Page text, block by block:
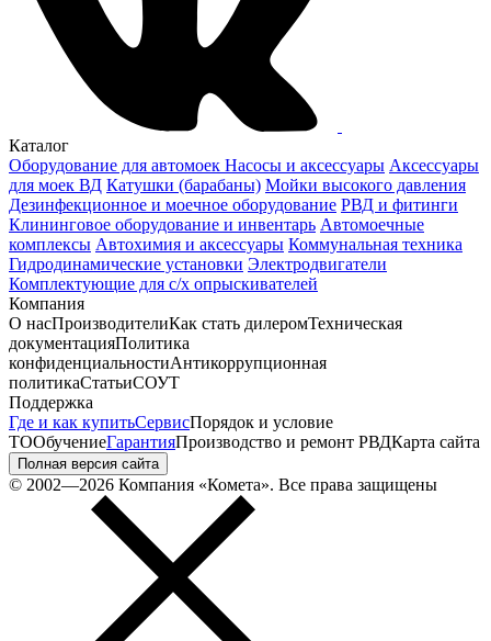
Каталог
Оборудование для автомоек Насосы и аксессуары Аксессуары
для моек ВД Катушки (барабаны) Мойки высокого давления
Дезинфекционное и моечное оборудование РВД и фитинги
Клининговое оборудование и инвентарь Автомоечные
комплексы Автохимия и аксессуары Коммунальная техника
Гидродинамические установки Электродвигатели
Комплектующие для с/х опрыскивателей
Компания
О насПроизводителиКак стать дилеромТехническая
документацияПолитика
конфиденциальностиАнтикоррупционная
политикаСтатьиСОУТ
Поддержка
Где и как купитьСервисПорядок и условие
ТООбучениеГарантияПроизводство и ремонт РВДКарта сайта
Полная версия сайта
© 2002—2026 Компания «Комета». Все права защищены